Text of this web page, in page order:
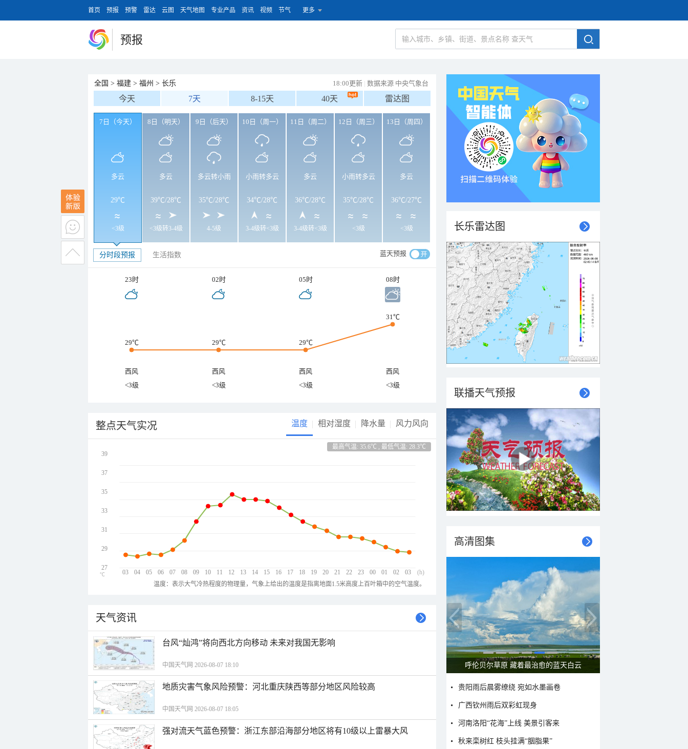
首页 预报 预警 雷达 云图 天气地图 专业产品 资讯 视频 节气 更多
预报
全国 > 福建 > 福州 > 长乐 18:00更新 | 数据来源 中央气象台
今天 7天 8-15天 40天 雷达图
7日（今天）
多云
29℃
<3级
8日（明天）
多云
39℃/28℃
<3级转3-4级
9日（后天）
多云转小雨
35℃/28℃
4-5级
10日（周一）
小雨转多云
34℃/28℃
3-4级转<3级
11日（周二）
多云
36℃/28℃
3-4级转<3级
12日（周三）
小雨转多云
35℃/28℃
<3级
13日（周四）
多云
36℃/27℃
<3级
分时段预报 生活指数 蓝天预报
23时 02时 05时 08时
29℃ 29℃ 29℃
31℃
西风 西风 西风
西风
<3级
<3级 <3级 <3级
整点天气实况 温度 相对湿度 降水量 风力风向
最高气温: 35.6℃ , 最低气温: 28.3℃
03 04 05 06 07 08 09 10 11 12 13 14 15 16 17 18 19 20 21 22 23 00 01 02 03
39
37
35
33
31
29
27
(h)
℃
温度：表示大气冷热程度的物理量，气象上给出的温度是指离地面1.5米高度上百叶箱中的空气温度。
天气资讯
台风“灿鸿”将向西北方向移动 未来对我国无影响
中国天气网 2026-08-07 18:10
地质灾害气象风险预警：河北重庆陕西等部分地区风险较高
中国天气网 2026-08-07 18:05
强对流天气蓝色预警：浙江东部沿海部分地区将有10级以上雷暴大风
长乐雷达图
联播天气预报
高清图集
一组图感受水中消暑快乐瞬间
贵阳雨后晨雾缭绕 宛如水墨画卷
广西钦州雨后双彩虹现身
河南洛阳“花海”上线 美景引客来
秋来栾树红 枝头挂满“胭脂果”